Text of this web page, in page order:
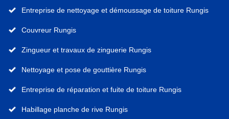
Entreprise de nettoyage et démoussage de toiture Rungis
Couvreur Rungis
Zingueur et travaux de zinguerie Rungis
Nettoyage et pose de gouttière Rungis
Entreprise de réparation et fuite de toiture Rungis
Habillage planche de rive Rungis